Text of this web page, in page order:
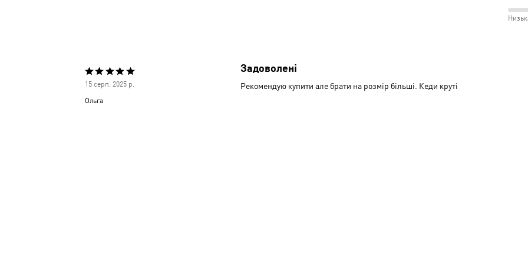
Оцінено
15 серп. 2025 р.
Ольга
Задоволені
Рекомендую купити але брати на розмір більші. Кеди круті